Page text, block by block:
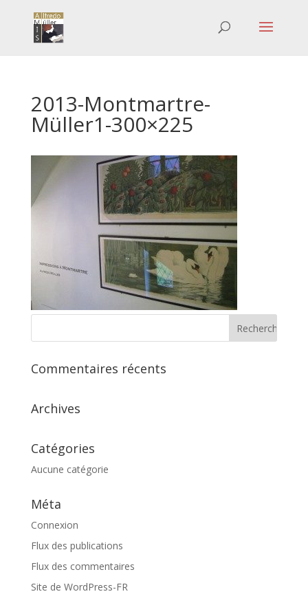
2013-Montmartre-
Müller1-300×225
Commentaires récents
Archives
Catégories
Aucune catégorie
Méta
Connexion
Flux des publications
Flux des commentaires
Site de WordPress-FR